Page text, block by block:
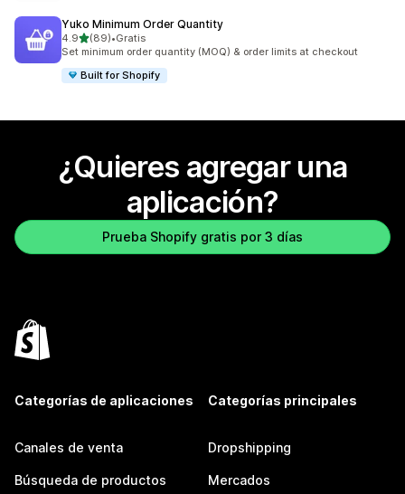
Yuko Minimum Order Quantity
4.9de 5 estrellas
(89)
89 reseñas en total
•Gratis
Set minimum order quantity (MOQ) & order limits at checkout
Built for Shopify
¿Quieres agregar una
aplicación?
Prueba Shopify gratis por 3 días
Categorías de aplicaciones
Canales de venta
Búsqueda de productos
Categorías principales
Dropshipping
Mercados